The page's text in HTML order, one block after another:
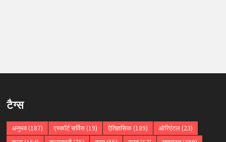
टैग्स
अनुभव(187) एस्कॉर्ट सर्विस(19) ऐतिहासिक(189) ओरिएंटल(23)